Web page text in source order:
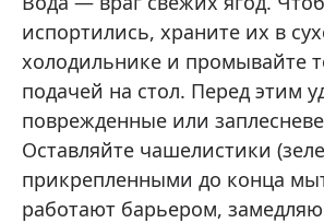
испортились, храните их в
холодильнике и промывайте
подачей на стол. Перед этим
поврежденные или
Оставляйте чашелистики
прикрепленными до конца
работают барьером,